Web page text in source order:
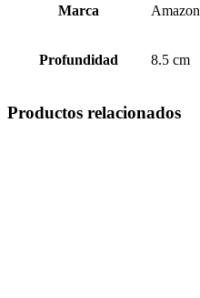
Marca Amazon
Profundidad 8.5 cm
Productos relacionados